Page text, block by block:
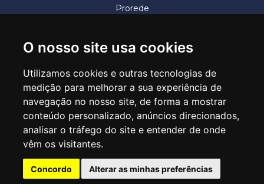
O nosso site usa cookies
Utilizamos cookies e outras tecnologias de
medição para melhorar a sua experiência de
navegação no nosso site, de forma a mostrar
conteúdo personalizado, anúncios direcionados,
analisar o tráfego do site e entender de onde
vêm os visitantes.
Concordo Alterar as minhas preferências
Prorede
SECRETARIA DE EDUCAÇÃO
Rua Claudino Barbosa, 313 - Macedo - Guarulhos/SP CEP 07113-040
Central de Atendimento: *55 11 2475-7300